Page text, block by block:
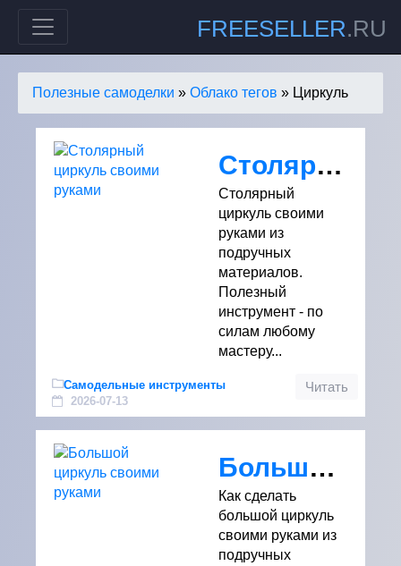
FREESELLER.RU
Полезные самоделки » Облако тегов » Циркуль
Столярный циркуль своими руками
Столярный
циркуль своими
руками из
подручных
материалов.
Полезный
инструмент - по
силам любому
мастеру...
Читать
Самодельные инструменты
2026-07-13
Большой циркуль своими руками
Как сделать
большой циркуль
своими руками из
подручных